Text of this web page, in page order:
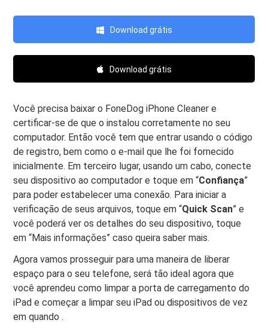
Download grátis
Download grátis
Você precisa baixar o FoneDog iPhone Cleaner e
certificar-se de que o instalou corretamente no seu
computador. Então você tem que entrar usando o código
de registro, bem como o e-mail que lhe foi fornecido
inicialmente. Em terceiro lugar, usando um cabo, conecte
seu dispositivo ao computador e toque em “Confiança”
para poder estabelecer uma conexão. Para iniciar a
verificação de seus arquivos, toque em “Quick Scan” e
você poderá ver os detalhes do seu dispositivo, toque
em “Mais informações” caso queira saber mais.
Agora vamos prosseguir para uma maneira de liberar
espaço para o seu telefone, será tão ideal agora que
você aprendeu como limpar a porta de carregamento do
iPad e começar a limpar seu iPad ou dispositivos de vez
em quando .